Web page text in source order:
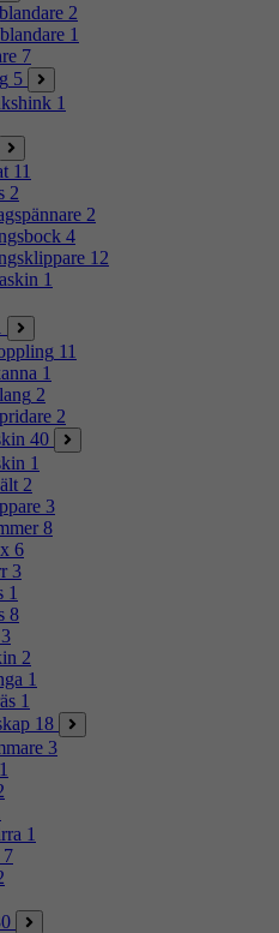
2
1
7
5
1
11
2
2
4
12
1
11
1
2
2
40
1
2
3
8
6
3
1
8
3
2
1
1
18
3
1
1
7